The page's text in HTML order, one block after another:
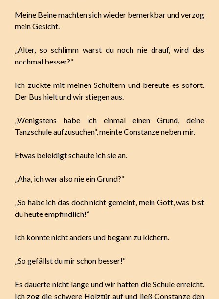
Meine Beine machten sich wieder bemerkbar und verzog
mein Gesicht.
„Alter, so schlimm warst du noch nie drauf, wird das
nochmal besser?“
Ich zuckte mit meinen Schultern und bereute es sofort.
Der Bus hielt und wir stiegen aus.
„Wenigstens habe ich einmal einen Grund, deine
Tanzschule aufzusuchen“, meinte Constanze neben mir.
Etwas beleidigt schaute ich sie an.
„Aha, ich war also nie ein Grund?“
„So habe ich das doch nicht gemeint, mein Gott, was bist
du heute empfindlich!“
Ich konnte nicht anders und begann zu kichern.
„So gefällst du mir schon besser!“
Es dauerte nicht lange und wir hatten die Schule erreicht.
Ich zog die schwere Holztür auf und ließ Constanze den